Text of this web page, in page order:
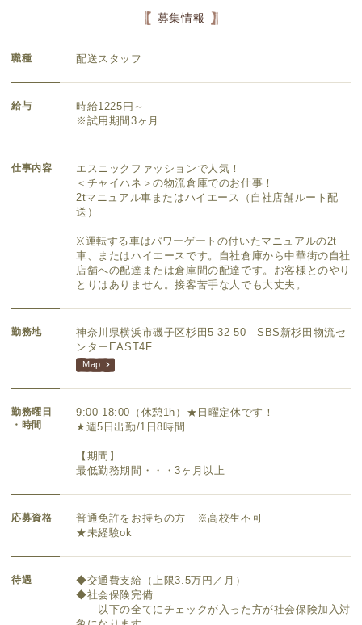
募集情報
職種 配送スタッフ
給与
時給1225円～
※試用期間3ヶ月
仕事内容
エスニックファッションで人気！
＜チャイハネ＞の物流倉庫でのお仕事！
2tマニュアル車またはハイエース（自社店舗ルート配
送）
※運転する車はパワーゲートの付いたマニュアルの2t
車、またはハイエースです。自社倉庫から中華街の自社
店舗への配達または倉庫間の配達です。お客様とのやり
とりはありません。接客苦手な人でも大丈夫。
勤務地
神奈川県横浜市磯子区杉田5-32-50 SBS新杉田物流セ
ンターEAST4F
Map
勤務曜日
・時間
9:00-18:00（休憩1h）★日曜定休です！
★週5日出勤/1日8時間
【期間】
最低勤務期間・・・3ヶ月以上
応募資格
普通免許をお持ちの方 ※高校生不可
★未経験ok
待遇
◆交通費支給（上限3.5万円／月）
◆社会保険完備
以下の全てにチェックが入った方が社会保険加入対